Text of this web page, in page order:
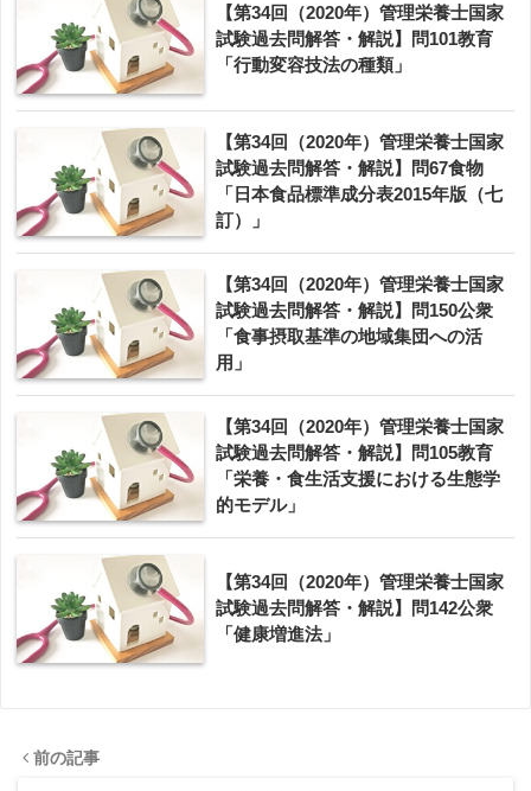
【第34回（2020年）管理栄養士国家
試験過去問解答・解説】問101教育
「行動変容技法の種類」
【第34回（2020年）管理栄養士国家
試験過去問解答・解説】問67食物
「日本食品標準成分表2015年版（七
訂）」
【第34回（2020年）管理栄養士国家
試験過去問解答・解説】問150公衆
「食事摂取基準の地域集団への活
用」
【第34回（2020年）管理栄養士国家
試験過去問解答・解説】問105教育
「栄養・食生活支援における生態学
的モデル」
【第34回（2020年）管理栄養士国家
試験過去問解答・解説】問142公衆
「健康増進法」
前の記事